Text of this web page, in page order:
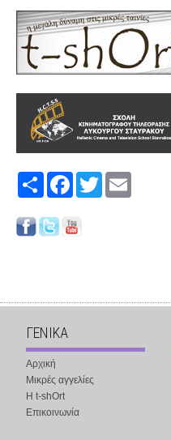
Share FacebookTwitter
ΓΕΝΙΚΑ
Αρχική
Μικρές αγγελίες
Η t-shOrt
Επικοινωνία